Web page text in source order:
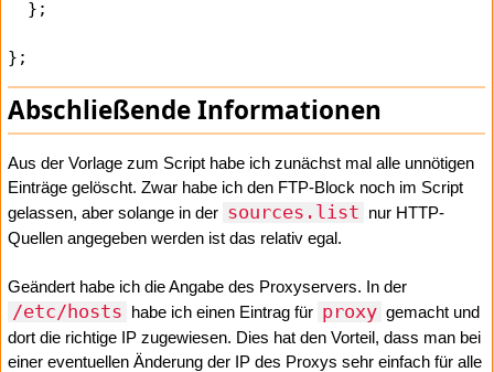
  };
Abschließende Informationen
Aus der Vorlage zum Script habe ich zunächst mal alle unnötigen
Einträge gelöscht. Zwar habe ich den FTP-Block noch im Script
gelassen, aber solange in der sources.list nur HTTP-
Quellen angegeben werden ist das relativ egal.
Geändert habe ich die Angabe des Proxyservers. In der
/etc/hosts habe ich einen Eintrag für proxy gemacht und
dort die richtige IP zugewiesen. Dies hat den Vorteil, dass man bei
einer eventuellen Änderung der IP des Proxys sehr einfach für alle